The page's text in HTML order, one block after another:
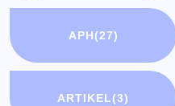
APH(27)
ARTIKEL(3)